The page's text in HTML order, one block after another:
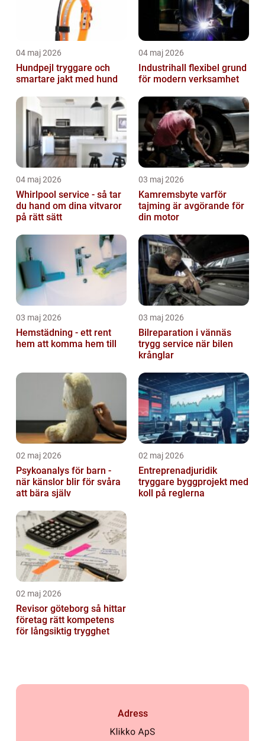
04 maj 2026
Hundpejl tryggare och
smartare jakt med hund
04 maj 2026
Industrihall flexibel grund
för modern verksamhet
04 maj 2026
Whirlpool service - så tar
du hand om dina vitvaror
på rätt sätt
03 maj 2026
Kamremsbyte varför
tajming är avgörande för
din motor
03 maj 2026
Hemstädning - ett rent
hem att komma hem till
03 maj 2026
Bilreparation i vännäs
trygg service när bilen
krånglar
02 maj 2026
Psykoanalys för barn -
när känslor blir för svåra
att bära själv
02 maj 2026
Entreprenadjuridik
tryggare byggprojekt med
koll på reglerna
02 maj 2026
Revisor göteborg så hittar
företag rätt kompetens
för långsiktig trygghet
Adress